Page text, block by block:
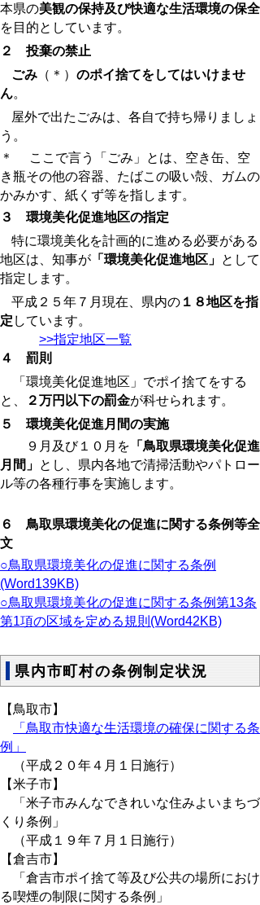
本県の美観の保持及び快適な生活環境の保全
を目的としています。
２ 投棄の禁止
ごみ （＊） のポイ捨てをしてはいけませ
ん。
屋外で出たごみは、各自で持ち帰りましょ
う。
＊ ここで言う「ごみ」とは、空き缶、空
き瓶その他の容器、たばこの吸い殻、ガムの
かみかす、紙くず等を指します。
３ 環境美化促進地区の指定
特に環境美化を計画的に進める必要がある
地区は、知事が 「環境美化促進地区」
として
指定します。
平成２５年７月現在、県内の １８地区を指
定 しています。
>>指定地区一覧
４ 罰則
「環境美化促進地区」でポイ捨てをする
と、
２万円以下の罰金が科せられます。
５ 環境美化促進月間の実施
９月及び１０月を 「鳥取県環境美化促進
月間」
とし、県内各地で清掃活動やパトロー
ル等の各種行事を実施します。
６ 鳥取県環境美化の促進に関する条例等全
文
○鳥取県環境美化の促進に関する条例
(Word139KB)
○鳥取県環境美化の促進に関する条例第13条
第1項の区域を定める規則(Word42KB)
県内市町村の条例制定状況
【鳥取市】
「鳥取市快適な生活環境の確保に関する条
例」
（平成２０年４月１日施行）
【米子市】
「米子市みんなできれいな住みよいまちづ
くり条例」
（平成１９年７月１日施行）
【倉吉市】
「倉吉市ポイ捨て等及び公共の場所におけ
る喫煙の制限に関する条例」